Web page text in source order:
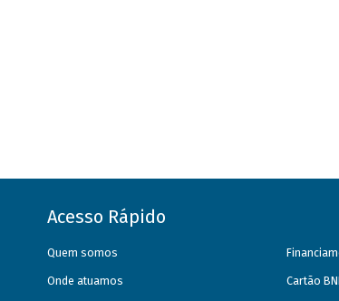
Acesso Rápido
Quem somos
Onde atuamos Cartão